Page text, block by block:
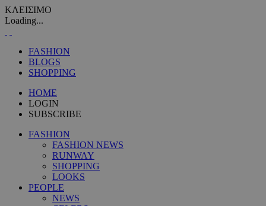
ΚΛΕΙΣΙΜΟ
Loading...
FASHION
BLOGS
SHOPPING
HOME
LOGIN
SUBSCRIBE
FASHION
FASHION NEWS
RUNWAY
SHOPPING
LOOKS
PEOPLE
NEWS